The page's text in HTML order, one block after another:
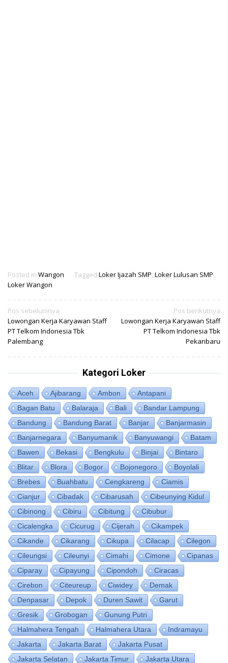
Posted in Wangon Tagged Loker Ijazah SMP Loker Lulusan SMP
Loker Wangon
Navigasi
pos
Pos sebelumnya
Lowongan Kerja Karyawan Staff
PT Telkom Indonesia Tbk
Palembang
Pos berikutnya
Lowongan Kerja Karyawan Staff
PT Telkom Indonesia Tbk
Pekanbaru
Kategori Loker
Aceh Ajibarang Ambon
Antapani
Bagan Batu
Balaraja Bali
Bandar Lampung
Bandung
Bandung Barat Banjar
Banjarmasin
Banjarnegara
Banyumanik Banyuwangi
Batam
Bawen
Bekasi Bengkulu Binjai
Bintaro
Blitar
Blora Bogor Bojonegoro
Boyolali
Brebes
Buahbatu Cengkareng
Ciamis
Cianjur
Cibadak Cibarusah
Cibeunying Kidul
Cibinong
Cibiru Cibitung
Cibubur
Cicalengka
Cicurug Cijerah
Cikampek
Cikande
Cikarang Cikupa Cilacap
Cilegon
Cileungsi
Cileunyi Cimahi Cimone
Cipanas
Ciparay
Cipayung Cipondoh
Ciracas
Cirebon
Citeureup Ciwidey
Demak
Denpasar
Depok Duren Sawit
Garut
Gresik
Grobogan
Gunung Putri
Halmahera Tengah
Halmahera Utara
Indramayu
Jakarta
Jakarta Barat
Jakarta Pusat
Jakarta Selatan
Jakarta Timur
Jakarta Utara